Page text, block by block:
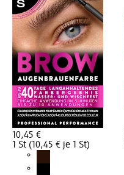
10,45 €
1 St (10,45 € je 1 St)